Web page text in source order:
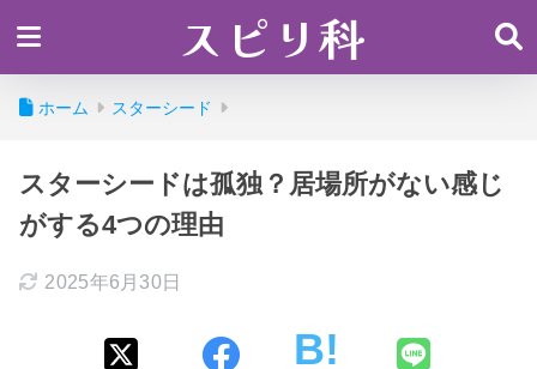
スピリ科
ホーム スターシード
スターシードは孤独？居場所がない感じ
がする4つの理由
2025年6月30日